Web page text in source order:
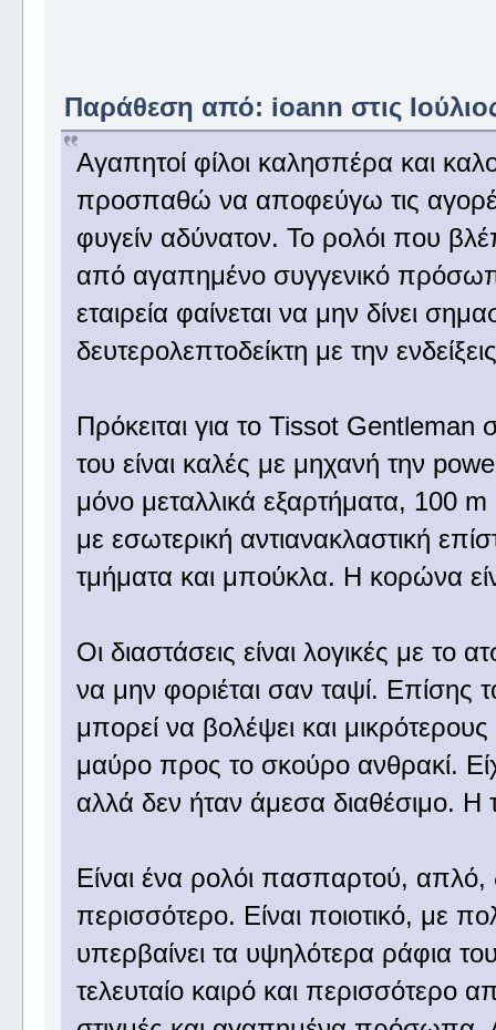
Παράθεση από: ioann στις
Αγαπητοί φίλοι καλησπέρα και
προσπαθώ να αποφεύγω τις
φυγείν αδύνατον. Το ρολόι που
από αγαπημένο συγγενικό
εταιρεία φαίνεται να μην δίνει
δευτερολεπτοδείκτη με την
Πρόκειται για το Tissot
του είναι καλές με μηχανή την
μόνο μεταλλικά εξαρτήματα, 100
με εσωτερική αντιανακλαστική
τμήματα και μπούκλα. Η κορώνα
Οι διαστάσεις είναι λογικές με το
να μην φοριέται σαν ταψί. Επίσης
μπορεί να βολέψει και
μαύρο προς το σκούρο ανθρακί.
αλλά δεν ήταν άμεσα διαθέσιμο. Η
Είναι ένα ρολόι πασπαρτού, απλό,
περισσότερο. Είναι ποιοτικό, με
υπερβαίνει τα υψηλότερα ράφια
τελευταίο καιρό και περισσότερο